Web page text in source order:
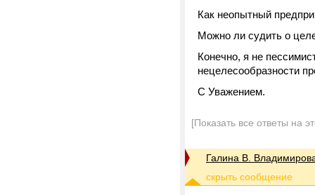
Как неопытный
Можно ли судить о
Конечно, я не
нецелесообразности
С Уважением.
[Показать все ответы на
Галина В.